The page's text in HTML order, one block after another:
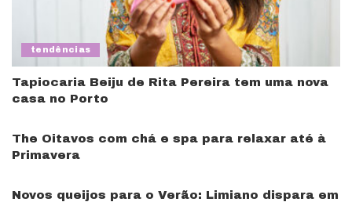
tendências
Tapiocaria Beiju de Rita Pereira tem uma nova
casa no Porto
The Oitavos com chá e spa para relaxar até à
Primavera
Novos queijos para o Verão: Limiano dispara em